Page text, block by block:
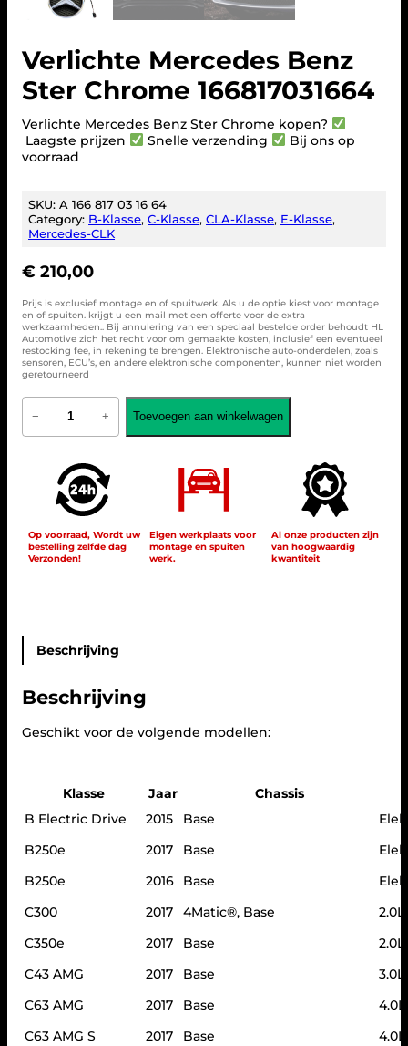
Verlichte Mercedes Benz
Ster Chrome 166817031664
Verlichte Mercedes Benz Ster Chrome kopen?
Laagste prijzen
Snelle verzending
Bij ons op
voorraad
SKU: A 166 817 03 16 64
Category: B-Klasse, C-Klasse, CLA-Klasse, E-Klasse
Mercedes-CLK
€ 210,00
Prijs is exclusief montage en of spuitwerk. Als u de optie kiest voor montage
en of spuiten. krijgt u een mail met een offerte voor de extra
werkzaamheden.. Bij annulering van een speciaal bestelde order behoudt HL
Automotive zich het recht voor om gemaakte kosten, inclusief een eventueel
restocking fee, in rekening te brengen. Elektronische auto-onderdelen, zoals
sensoren, ECU’s, en andere elektronische componenten, kunnen niet worden
geretourneerd
V
r
e
M
d
s
e
z
C
r
m
1
6
1
0
3
− + Toevoegen aan winkelwagen
Op voorraad, Wordt uw
bestelling zelfde dag
Verzonden!
Eigen werkplaats voor
montage en spuiten
werk.
Al onze producten zijn
van hoogwaardig
kwantiteit
Beschrijving
Beschrijving
Geschikt voor de volgende modellen:
Klasse Jaar
Chassis
B Electric Drive
2015 Base
B250e
2017 Base
B250e
2016 Base
C300
2017 4Matic®, Base
C350e
2017 Base
C43 AMG
2017 Base
C63 AMG
2017 Base
C63 AMG S
2017 Base